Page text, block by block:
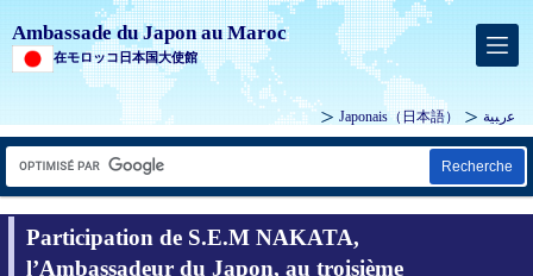
Ambassade du Japon au Maroc
在モロッコ日本国大使館
Japonais（日本語） ﻋرﺒﻴﺔ
Recherche
Participation de S.E.M NAKATA,
l’Ambassadeur du Japon, au troisième